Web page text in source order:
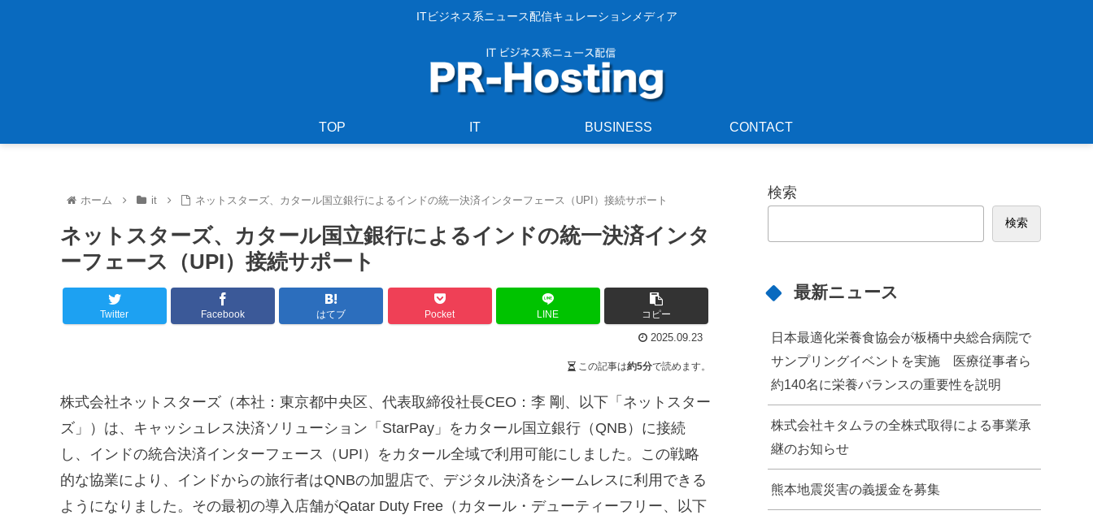
ITビジネス系ニュース配信キュレーションメディア
TOP IT BUSINESS CONTACT
ホーム it ネットスターズ、カタール国立銀行によるインドの統一決済インターフェース（UPI）接続サポート
ネットスターズ、カタール国立銀行によるインドの統一決済インタ
ーフェース（UPI）接続サポート
Twitter Facebook はてブ Pocket LINE コピー
2025.09.23
この記事は約5分で読めます。
株式会社ネットスターズ（本社：東京都中央区、代表取締役社長CEO：李 剛、以下「ネットスター
ズ」）は、キャッシュレス決済ソリューション「StarPay」をカタール国立銀行（QNB）に接続
し、インドの統合決済インターフェース（UPI）をカタール全域で利用可能にしました。この戦略
的な協業により、インドからの旅行者はQNBの加盟店で、デジタル決済をシームレスに利用できる
ようになりました。その最初の導入店舗がQatar Duty Free（カタール・デューティーフリー、以下
検索
検索
最新ニュース
日本最適化栄養食協会が板橋中央総合病院で
サンプリングイベントを実施 医療従事者ら
約140名に栄養バランスの重要性を説明
株式会社キタムラの全株式取得による事業承
継のお知らせ
熊本地震災害の義援金を募集